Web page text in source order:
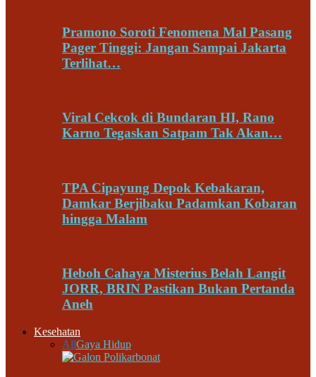
Pramono Soroti Fenomena Mal Pasang
Pager Tinggi: Jangan Sampai Jakarta
Terlihat…
Viral Cekcok di Bundaran HI, Rano
Karno Tegaskan Satpam Tak Akan…
TPA Cipayung Depok Kebakaran,
Damkar Berjibaku Padamkan Kobaran
hingga Malam
Heboh Cahaya Misterius Belah Langit
JORR, BRIN Pastikan Bukan Pertanda
Aneh
Kesehatan
AllGaya Hidup